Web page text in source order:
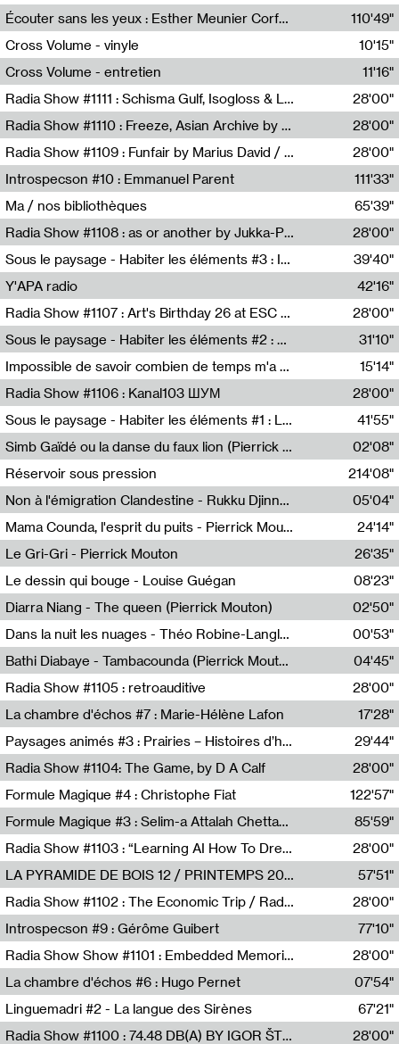
Liza Maignan,Elodie Lecat
Écouter sans les yeux : Esther Meunier Corfdyr
Esther Meunier Corfdyr
110'49"
Cross Volume - vinyle
10'15"
Cross Volume - entretien
11'16"
Radia Show #1111 : Schisma Gulf, Isogloss & Lament For The Old Clock By Harvey Young / Resonance
Resonance
28'00"
Radia Show #1110 : Freeze, Asian Archive by Avita Maheen / Radio Worm
Radio WORM
28'00"
Radia Show #1109 : Funfair by Marius David / JET FM
Jet FM
28'00"
Introspecson #10 : Emmanuel Parent
Pierre Henry,Emmanuel Parent
111'33"
Ma / nos bibliothèques
Sarah Tritz,Elene Lapiashivili,Justin Marconnet,Mateo Cuche,Esther Lechevalier,Suzie Lecroart,Romance Castelet
65'39"
Radia Show #1108 : as or another by Jukka-Pekka Kervinen / Rádio Zero
Radio Zero
28'00"
Sous le paysage - Habiter les éléments #3 : Interprétations, rituels et symboliques des éléments
Nastassja Martin
39'40"
Y'APA radio
Pierrick Mouton
42'16"
Radia Show #1107 : Art's Birthday 26 at ESC - Medien Kunst Labor
Radio Helsinki
28'00"
Sous le paysage - Habiter les éléments #2 : Vers le tournant élémentaire
Nastassja Martin
31'10"
Impossible de savoir combien de temps m'a échappé
Mélanie Blaison,Mateo Cuin
15'14"
Radia Show #1106 : Kanal103 ШУМ
Kanal103
28'00"
Sous le paysage - Habiter les éléments #1 : Les éléments et les débordements du vivant
Nastassja Martin
41'55"
Simb Gaïdé ou la danse du faux lion (Pierrick Mouton)
Pierrick Mouton,Simb Gaïdé
02'08"
Réservoir sous pression
214'08"
Non à l'émigration Clandestine - Rukku Djinne Squad (Eden Tinto Collins)
Eden Tinto Collins,Rukku Djinne
05'04"
Mama Counda, l'esprit du puits - Pierrick Mouton
Pierrick Mouton
24'14"
Le Gri-Gri - Pierrick Mouton
Pierrick Mouton
26'35"
Le dessin qui bouge - Louise Guégan
Louise Guégan
08'23"
Diarra Niang - The queen (Pierrick Mouton)
Pierrick Mouton,Diarra Niang
02'50"
Dans la nuit les nuages - Théo Robine-Langlois
Théo Robine-Langlois,LD Beat
00'53"
Bathi Diabaye - Tambacounda (Pierrick Mouton)
Pierrick Mouton,Bathi Diabaye
04'45"
Radia Show #1105 : retroauditive
Soundart Radio
28'00"
La chambre d'échos #7 : Marie-Hélène Lafon
Revue Les Chambres,Marie-Hélène Lafon
17'28"
Paysages animés #3 : Prairies – Histoires d’herbes et d’humains
Anne Simon
29'44"
Radia Show #1104: The Game, by D A Calf
Radio One NZ
28'00"
Formule Magique #4 : Christophe Fiat
Nathalie Lacroix
122'57"
Formule Magique #3 : Selim-a Attalah Chettaoui
Nathalie Lacroix,Selim-a Attalah Chettaoui
85'59"
Radia Show #1103 : “Learning AI How To Dream” by Sebastian Dingens (Radio Campus Bruxelles)
Radio Campus Bruxelles
28'00"
LA PYRAMIDE DE BOIS 12 / PRINTEMPS 2026
Sammy Stein
57'51"
Radia Show #1102 : The Economic Trip / Radio Grenouille
Radio Grenouille
28'00"
Introspecson #9 : Gérôme Guibert
Pierre Henry,Gérôme Guibert
77'10"
Radia Show Show #1101 : Embedded Memories by Jimmy Peggie / radioart106
Jimmy Peggie,radioart106
28'00"
La chambre d'échos #6 : Hugo Pernet
Revue Les Chambres,Hugo Pernet
07'54"
Linguemadri #2 - La langue des Sirènes
Meris Angioletti
67'21"
Radia Show #1100 : 74.48 DB(A) BY IGOR ŠTROMAJER FOR RADIO X
28'00"